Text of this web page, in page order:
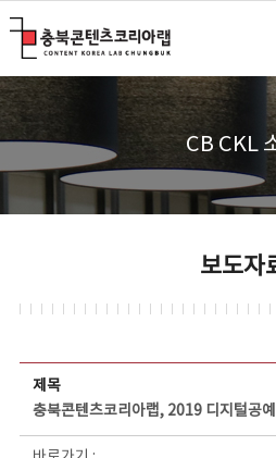
CB CKL
보도자
제목
충북콘텐츠코리아랩, 2019 디지털공